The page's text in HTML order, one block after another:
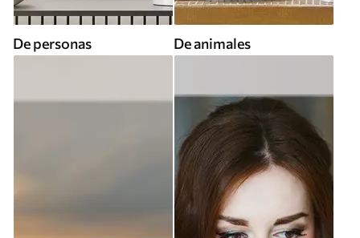
De personas De animales